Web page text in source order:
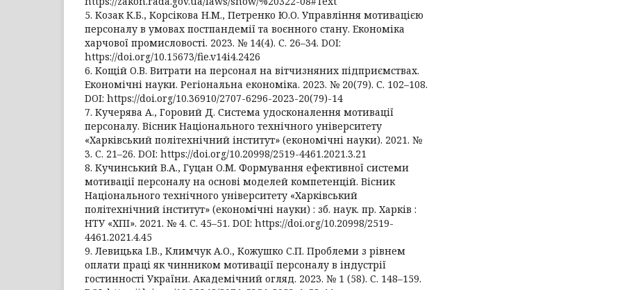
5. Козак К.Б., Корсікова Н.М., Петренко Ю.О. Управління мотивацією
персоналу в умовах постпандемії та воєнного стану. Економіка
харчової промисловості. 2023. № 14(4). С. 26–34. DOI:
https://doi.org/10.15673/fie.v14i4.2426
6. Кощій О.В. Витрати на персонал на вітчизняних підприємствах.
Економічні науки. Регіональна економіка. 2023. № 20(79). С. 102–108.
DOI: https://doi.org/10.36910/2707-6296-2023-20(79)-14
7. Кучерява А., Горовий Д. Система удосконалення мотивації
персоналу. Вісник Національного технічного університету
«Харківський політехнічний інститут» (економічні науки). 2021. №
3. С. 21–26. DOI: https://doi.org/10.20998/2519-4461.2021.3.21
8. Кучинський В.А., Гуцан О.М. Формування ефективної системи
мотивації персоналу на основі моделей компетенцій. Вісник
Національного технічного університету «Харківський
політехнічний інститут» (економічні науки) : зб. наук. пр. Харків :
НТУ «ХПІ». 2021. № 4. С. 45–51. DOI: https://doi.org/10.20998/2519-
4461.2021.4.45
9. Левицька І.В., Климчук А.О., Кожушко С.П. Проблеми з рівнем
оплати праці як чинником мотивації персоналу в індустрії
гостинності України. Академічний огляд. 2023. № 1 (58). С. 148–159.